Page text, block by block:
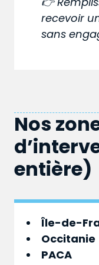
recevoir
sans
Nos
entière)
Île-de-
Occitanie
PACA